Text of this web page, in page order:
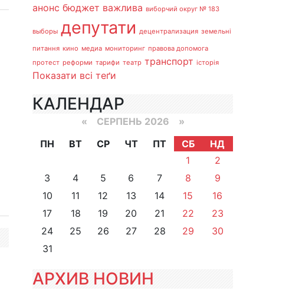
анонс бюджет важлива виборчий округ № 183
выборы депутати децентрализация земельні
питання кино медиа мониторинг правова допомога
протест реформи тарифи театр транспорт історія
Показати всі теґи
КАЛЕНДАР
« СЕРПЕНЬ 2026 »
ПН
ВТ СР ЧТ ПТ СБ
НД
1
2
3
4 5 6 7 8
9
10
11 12 13 14 15
16
17
18 19 20 21 22
23
24
25 26 27 28 29
30
31
АРХИВ НОВИН